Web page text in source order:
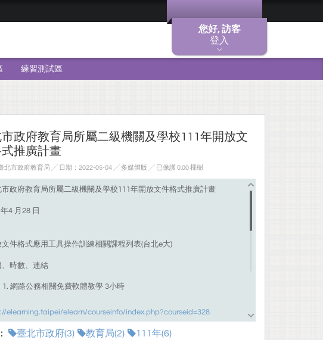
您好, 訪客
登入
練習測試區
政府教育局所屬二級機關及學校111年開放文
推廣計畫
北市政府教育局 ╱ 日期：2022-05-04 ╱ 多媒體版 ╱ 已保護 0.00 棵樹
市政府教育局所屬二級機關及學校111年開放文件格式推廣計畫
4 月28 日
文件格式應用工具操作訓練相關課程列表(台北e大)
、時數、連結
網路公務相關免費軟體教學3小時
elearning.taipei/elearn/courseinfo/index.php?courseid=328
LibreOffice實務與開放文件格式ODF轉檔技巧2小時
臺北市政府(3) 教育局(2)
111年(6)